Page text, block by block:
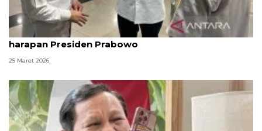
Seskab Teddy sebut angkutan Lebaran sesuai
harapan Presiden Prabowo
25 Maret 2026